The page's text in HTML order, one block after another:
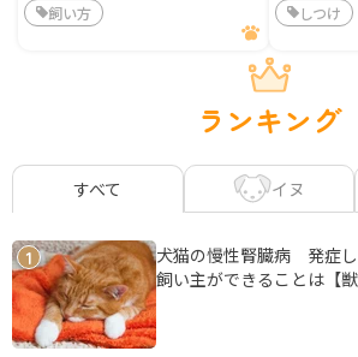
飼い方 しつけ
ランキング
すべて イヌ
1
犬猫の慢性腎臓病 発症し
飼い主ができることは【獣